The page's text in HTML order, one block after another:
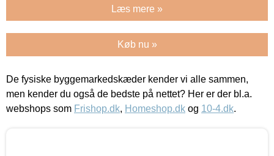
Læs mere »
Køb nu »
De fysiske byggemarkedskæder kender vi alle sammen,
men kender du også de bedste på nettet? Her er der bl.a.
webshops som Frishop.dk, Homeshop.dk og 10-4.dk.